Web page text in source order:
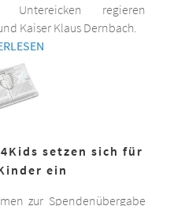
Untereicken regieren
Kaiser Klaus Dernbach.
setzen sich für
ein
zur Spendenübergabe